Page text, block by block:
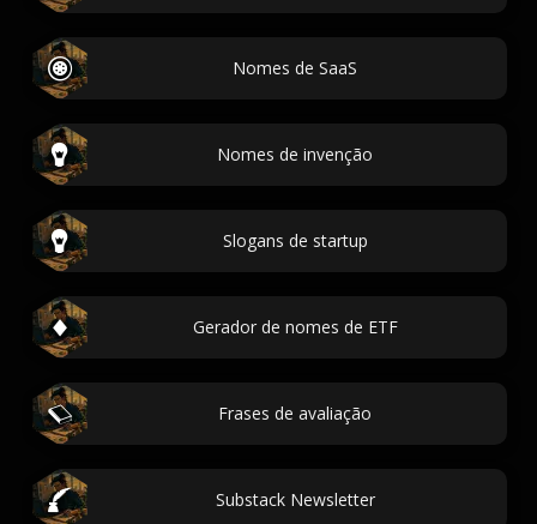
Nomes de SaaS
Nomes de invenção
Slogans de startup
Gerador de nomes de ETF
Frases de avaliação
Substack Newsletter